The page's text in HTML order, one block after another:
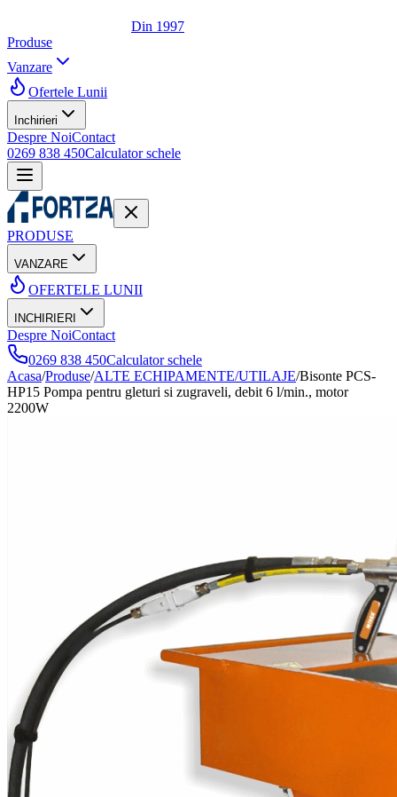
Din 1997
Produse
Vanzare
Ofertele Lunii
Inchirieri
Despre NoiContact
0269 838 450Calculator schele
PRODUSE
VANZARE
OFERTELE LUNII
INCHIRIERI
Despre NoiContact
0269 838 450Calculator schele
Acasa/Produse/ALTE ECHIPAMENTE/UTILAJE/Bisonte PCS-
HP15 Pompa pentru gleturi si zugraveli, debit 6 l/min., motor
2200W